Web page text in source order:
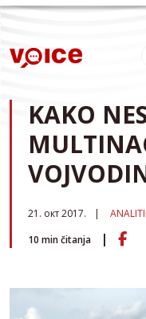
Skip to main content
KAKO
21. окт 2017.
10 min čitanja